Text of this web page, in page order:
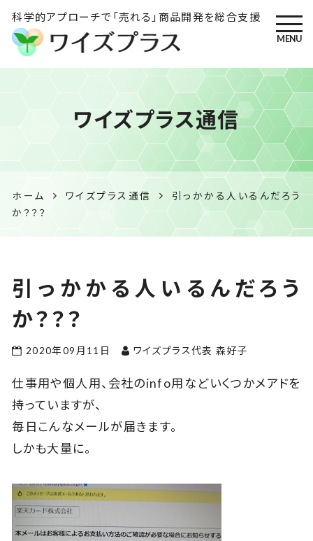
科学的アプローチで「売れる」商品開発を総合支援
ワイズプラス｜鹿児島の特産
品開発・HACCP衛生管理・食
品表示の専門コンサル
MENU
ワイズプラス通信
ホーム ワイズプラス通信
引っかかる人いるんだろう
か？？？
引っかかる人いるんだろう
か？？？
2020年09月11日 ワイズプラス代表 森好子
仕事用や個人用、会社のinfo用などいくつかメアドを
持っていますが、
毎日こんなメールが届きます。
しかも大量に。